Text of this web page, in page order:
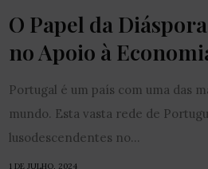
O Papel da
no Apoio à
Portugal é um país com uma das
mundo. Esta vasta rede de
lusodescendentes no...
1 DE JULHO, 2024